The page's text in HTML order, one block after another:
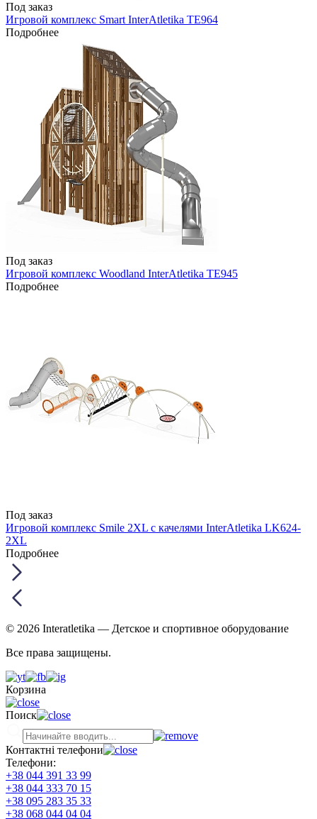
Под заказ
Игровой комплекс Smart InterAtletika TE964
Подробнее
Под заказ
Игровой комплекс Woodland InterAtletika TE945
Подробнее
Под заказ
Игровой комплекс Smile 2XL с качелями InterAtletika LK624-
2XL
Подробнее
© 2026 Interatletika — Детское и спортивное оборудование
Все права защищены.
Корзина
Поиск
Контактні телефони
Телефони:
+38 044 391 33 99
+38 044 333 70 15
+38 095 283 35 33
+38 068 044 04 04